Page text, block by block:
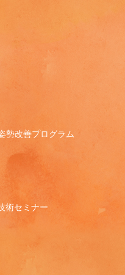
勢改善プログラム
術セミナー